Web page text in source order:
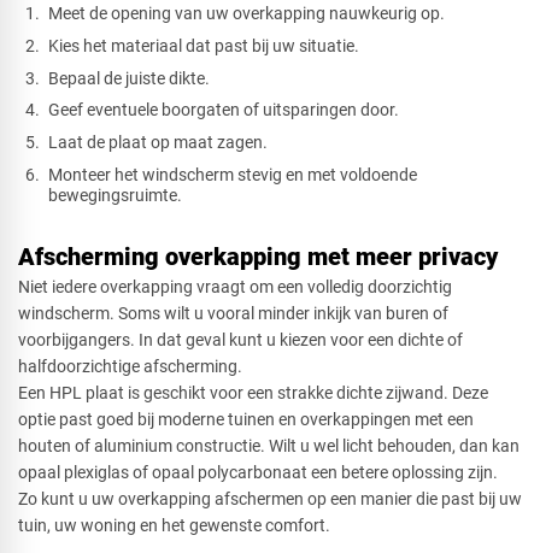
Meet de opening van uw overkapping nauwkeurig op.
Kies het materiaal dat past bij uw situatie.
Bepaal de juiste dikte.
Geef eventuele boorgaten of uitsparingen door.
Laat de plaat op maat zagen.
Monteer het windscherm stevig en met voldoende
bewegingsruimte.
Afscherming overkapping met meer privacy
Niet iedere overkapping vraagt om een volledig doorzichtig
windscherm. Soms wilt u vooral minder inkijk van buren of
voorbijgangers. In dat geval kunt u kiezen voor een dichte of
halfdoorzichtige afscherming.
Een HPL plaat is geschikt voor een strakke dichte zijwand. Deze
optie past goed bij moderne tuinen en overkappingen met een
houten of aluminium constructie. Wilt u wel licht behouden, dan kan
opaal plexiglas of opaal polycarbonaat een betere oplossing zijn.
Zo kunt u uw overkapping afschermen op een manier die past bij uw
tuin, uw woning en het gewenste comfort.